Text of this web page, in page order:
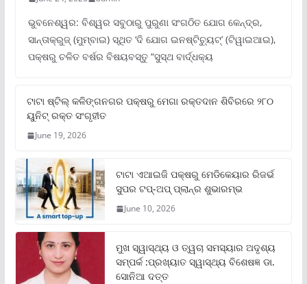
ଭୁବନେଶ୍ୱର: ବିଶ୍ୱର ସବୁଠାରୁ ପୁରୁଣା ସଂଗଠିତ ଯୋଗ କେନ୍ଦ୍ର,
ସାନ୍ତାକ୍ରୁଜ୍ (ମୁମ୍ବାଇ) ସ୍ଥିତ ‘ଦି ଯୋଗ ଇନଷ୍ଟିଚ୍ୟୁଟ୍‌’ (ଟିୱାଇଆଇ),
ପକ୍ଷରୁ ଚଳିତ ବର୍ଷର ବିଷୟବସ୍ତୁ “ସୁସ୍ଥ ବାର୍ଦ୍ଧକ୍ୟ
ଟାଟା ଷ୍ଟିଲ୍‌ କଳିଙ୍ଗନଗର ପକ୍ଷରୁ ମେଗା ରକ୍ତଦାନ ଶିବିରରେ ୨୮୦
ୟୁନିଟ୍‌ ରକ୍ତ ସଂଗୃହୀତ
June 19, 2026
ଟାଟା ଏଆଇଜି ପକ୍ଷରୁ ମେଡିକେୟାର ରିଜର୍ଭ
ସୁପର ଟପ୍‌-ଅପ୍ ପ୍ଲାନ୍‌ର ଶୁଭାରମ୍ଭ
June 10, 2026
ମୁଖ ସ୍ୱାସ୍ଥ୍ୟ ଓ ତ୍ୱଚା ସମସ୍ୟାର ଅଦୃଶ୍ୟ
ସମ୍ପର୍କ :ପ୍ରଖ୍ୟାତ ସ୍ୱାସ୍ଥ୍ୟ ବିଶେଷଜ୍ଞ ଡା.
ସୋନିଆ ଦତ୍ତ